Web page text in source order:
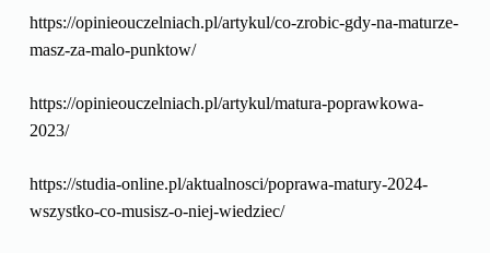
https://opinieouczelniach.pl/artykul/co-zrobic-gdy-na-maturze-
masz-za-malo-punktow/
https://opinieouczelniach.pl/artykul/matura-poprawkowa-
2023/
https://studia-online.pl/aktualnosci/poprawa-matury-2024-
wszystko-co-musisz-o-niej-wiedziec/